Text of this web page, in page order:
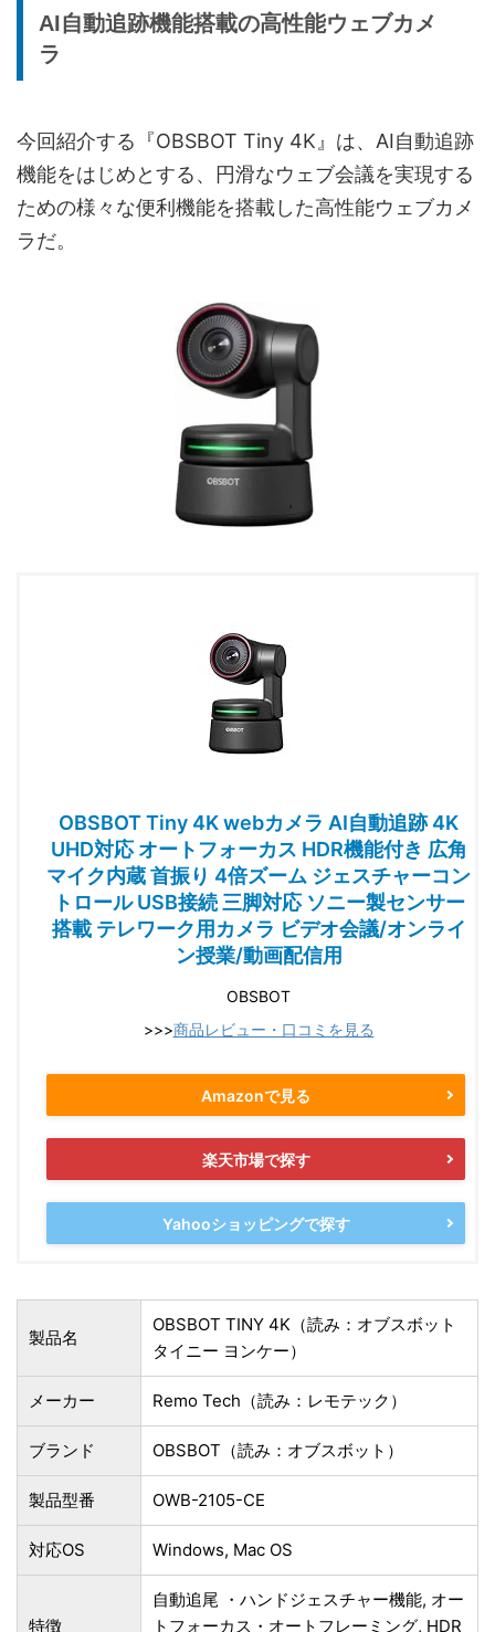
AI自動追跡機能搭載の高性能ウェブカメ
ラ
今回紹介する『OBSBOT Tiny 4K』は、AI自動追跡
機能をはじめとする、円滑なウェブ会議を実現する
ための様々な便利機能を搭載した高性能ウェブカメ
ラだ。
OBSBOT Tiny 4K webカメラ AI自動追跡 4K
UHD対応 オートフォーカス HDR機能付き 広角
マイク内蔵 首振り 4倍ズーム ジェスチャーコン
トロール USB接続 三脚対応 ソニー製センサー
搭載 テレワーク用カメラ ビデオ会議/オンライ
ン授業/動画配信用
OBSBOT
>>>商品レビュー・口コミを見る
Amazonで見る
楽天市場で探す
Yahooショッピングで探す
製品名
OBSBOT TINY 4K（読み：オブスボット
タイニー ヨンケー）
メーカー Remo Tech（読み：レモテック）
ブランド OBSBOT（読み：オブスボット）
製品型番 ‎OWB-2105-CE
対応OS Windows, Mac OS
特徴
自動追尾 ・ハンドジェスチャー機能, オー
トフォーカス・オートフレーミング, HDR